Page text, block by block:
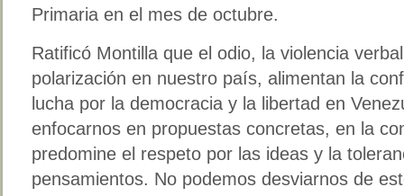
Primaria en el mes de octubre.
Ratificó Montilla que el odio, la violencia
polarización en nuestro país, alimentan la
lucha por la democracia y la libertad en
enfocarnos en propuestas concretas, en la
predomine el respeto por las ideas y la
pensamientos. No podemos desviarnos de